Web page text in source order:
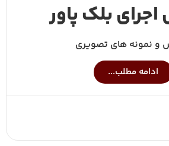
بلک پاور
و نمونه های تصویری
ادامه مطلب...